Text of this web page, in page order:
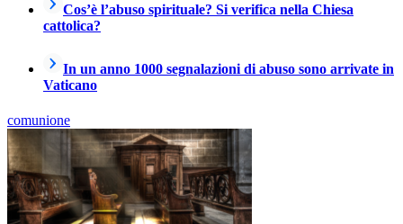
Cos’è l’abuso spirituale? Si verifica nella Chiesa
cattolica?
In un anno 1000 segnalazioni di abuso sono arrivate in
Vaticano
comunione